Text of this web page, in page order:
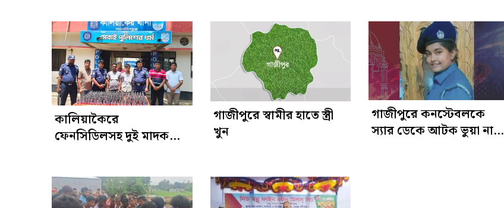
কালিয়াকৈরে
ফেনসিডিলসহ দুই মাদক
গাজীপুরে স্বামীর হাতে স্ত্রী
খুন
গাজীপুরে কনস্টেবলকে
স্যার ডেকে আটক ভুয়া নারী